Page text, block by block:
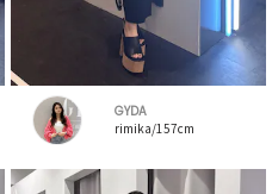
GYDA
rimika/157cm